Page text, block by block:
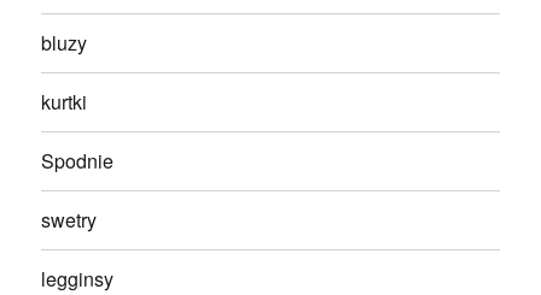
bluzy
kurtki
Spodnie
swetry
legginsy